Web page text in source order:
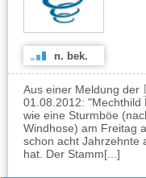
n. bek.
Aus einer Meldung der
01.08.2012: "Mechthild
wie eine Sturmböe
Windhose) am Freitag
schon acht Jahrzehnte
hat. Der Stamm[...]